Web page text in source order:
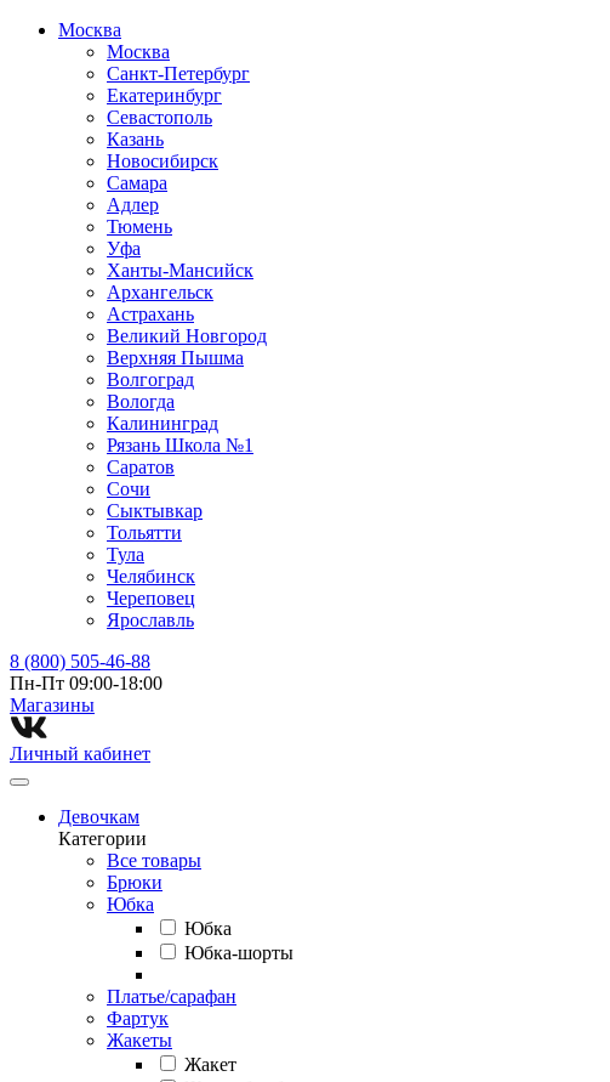
Москва
Москва
Санкт-Петербург
Екатеринбург
Севастополь
Казань
Новосибирск
Самара
Адлер
Тюмень
Уфа
Ханты-Мансийск
Архангельск
Астрахань
Великий Новгород
Верхняя Пышма
Волгоград
Вологда
Калининград
Рязань Школа №1
Саратов
Сочи
Сыктывкар
Тольятти
Тула
Челябинск
Череповец
Ярославль
8 (800) 505-46-88
Пн-Пт 09:00-18:00
Магазины⁠
Личный кабинет
Девочкам
Категории
Все товары
Брюки
Юбка
Юбка
Юбка-шорты
Платье/сарафан
Фартук
Жакеты
Жакет